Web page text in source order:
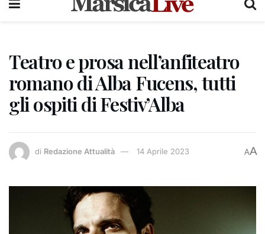
Teatro e prosa nell’anfiteatro
romano di Alba Fucens, tutti
gli ospiti di Festiv’Alba
di Redazione Attualità 14 Aprile 2023 AA